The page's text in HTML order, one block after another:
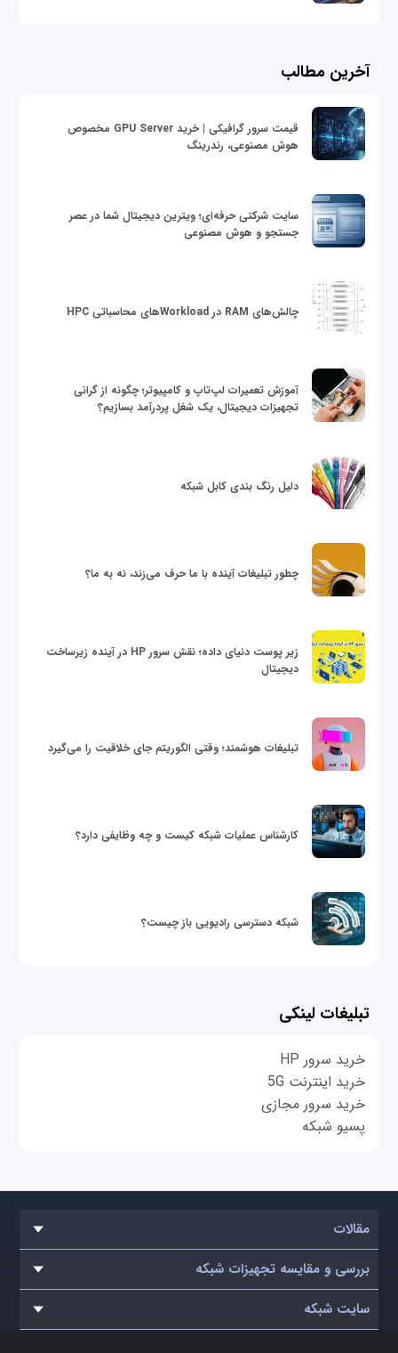
آخرین مطالب
قیمت سرور گرافیکی | خرید GPU Server مخصوص
هوش مصنوعی، رندرینگ
سایت شرکتی حرفه‌ای؛ ویترین دیجیتال شما در عصر
جستجو و هوش مصنوعی
چالش‌های RAM در Workloadهای محاسباتی HPC
آموزش تعمیرات لپ‌تاپ و کامپیوتر؛ چگونه از گرانی
تجهیزات دیجیتال، یک شغل پردرآمد بسازیم؟
دلیل رنگ بندی کابل شبکه
چطور تبلیغات آینده با ما حرف می‌زند، نه به ما؟
زیر پوست دنیای داده؛ نقش سرور HP در آینده زیرساخت
دیجیتال
تبلیغات هوشمند؛ وقتی الگوریتم جای خلاقیت را می‌گیرد
کارشناس عملیات شبکه کیست و چه وظایفی دارد؟
شبکه دسترسی رادیویی باز چیست؟
تبلیغات لینکی
خرید سرور HP
خرید اینترنت 5G
خرید سرور مجازی
پسیو شبکه
مقالات
بررسی و مقایسه تجهیزات شبکه
سایت شبکه